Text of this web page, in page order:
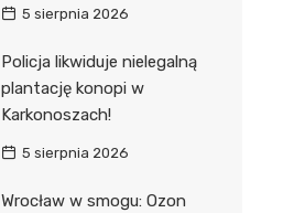
5 sierpnia 2026
Policja likwiduje nielegalną
plantację konopi w
Karkonoszach!
5 sierpnia 2026
Wrocław w smogu: Ozon